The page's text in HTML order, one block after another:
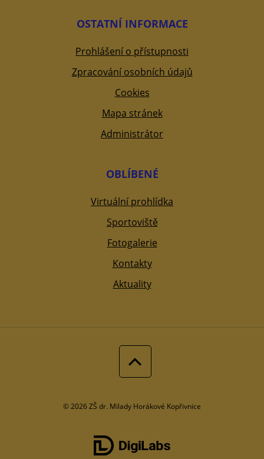
OSTATNÍ INFORMACE
Prohlášení o přístupnosti
Zpracování osobních údajů
Cookies
Mapa stránek
Administrátor
OBLÍBENÉ
Virtuální prohlídka
Sportoviště
Fotogalerie
Kontakty
Aktuality
© 2026 ZŠ dr. Milady Horákové Kopřivnice